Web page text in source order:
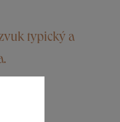
typický a